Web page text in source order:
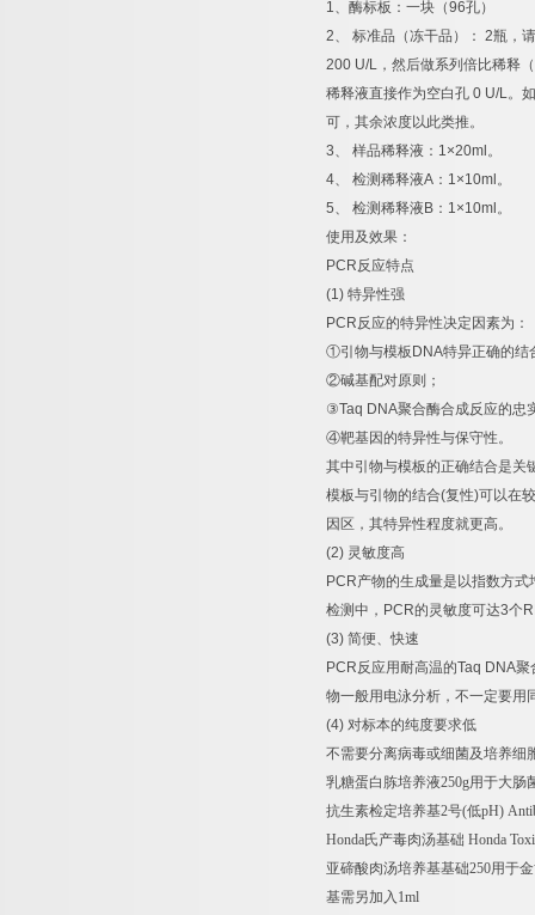
1、酶标板：一块（96孔）
2、 标准品（冻干品）： 2瓶，
200 U/L ，然后做系列倍比稀释
稀释液直接作为空白孔 0 U/L。
可，其余浓度以此类推。
3、 样品稀释液： 1×20ml 。
4、 检测稀释液A ： 1×10ml 。
5、 检测稀释液 B ： 1×10ml 。
使用及效果：
PCR反应特点
(1) 特异性强
PCR反应的特异性决定因素为：
①引物与模板 DNA特异正确的结
②碱基配对原则；
③Taq DNA聚合酶合成反应的忠
④靶基因的特异性与保守性。
其中引物与模板的正确结合是关
模板与引物的结合(复性)可以在
因区，其特异性程度就更高。
(2) 灵敏度高
PCR产物的生成量是以指数方式
检测中， PCR的灵敏度可达3个
(3) 简便、快速
PCR反应用耐高温的Taq DNA聚
物一般用电泳分析，不一定要用
(4) 对标本的纯度要求低
不需要分离病毒或细菌及培养细
乳糖蛋白胨培养液250g用于大肠
抗生素检定培养基2号(低pH)
Honda氏产毒肉汤基础 Honda
亚碲酸肉汤培养基基础250用于
基需另加入 1ml